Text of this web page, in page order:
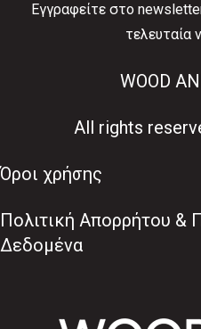
Εγγραφείτε στο
τελευταία
WOOD
All rights
Όροι χρήσης
Πολιτική Απορρήτου &
Δεδομένα